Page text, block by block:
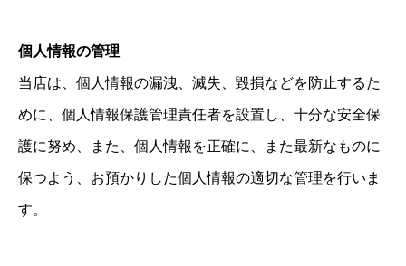
個人情報の管理
当店は、個人情報の漏洩、滅失、毀損などを防止するた
めに、個人情報保護管理責任者を設置し、十分な安全保
護に努め、また、個人情報を正確に、また最新なものに
保つよう、お預かりした個人情報の適切な管理を行いま
す。